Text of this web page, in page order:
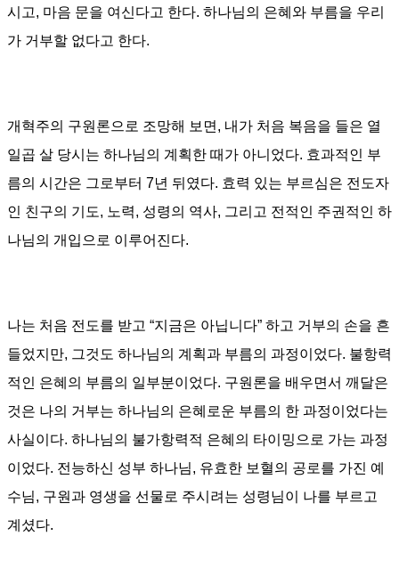
시고, 마음 문을 여신다고 한다. 하나님의 은혜와 부름을 우리
가 거부할 없다고 한다.
개혁주의 구원론으로 조망해 보면, 내가 처음 복음을 들은 열
일곱 살 당시는 하나님의 계획한 때가 아니었다. 효과적인 부
름의 시간은 그로부터 7년 뒤였다. 효력 있는 부르심은 전도자
인 친구의 기도, 노력, 성령의 역사, 그리고 전적인 주권적인 하
나님의 개입으로 이루어진다.
나는 처음 전도를 받고 “지금은 아닙니다” 하고 거부의 손을 흔
들었지만, 그것도 하나님의 계획과 부름의 과정이었다. 불항력
적인 은혜의 부름의 일부분이었다. 구원론을 배우면서 깨달은
것은 나의 거부는 하나님의 은혜로운 부름의 한 과정이었다는
사실이다. 하나님의 불가항력적 은혜의 타이밍으로 가는 과정
이었다. 전능하신 성부 하나님, 유효한 보혈의 공로를 가진 예
수님, 구원과 영생을 선물로 주시려는 성령님이 나를 부르고
계셨다.